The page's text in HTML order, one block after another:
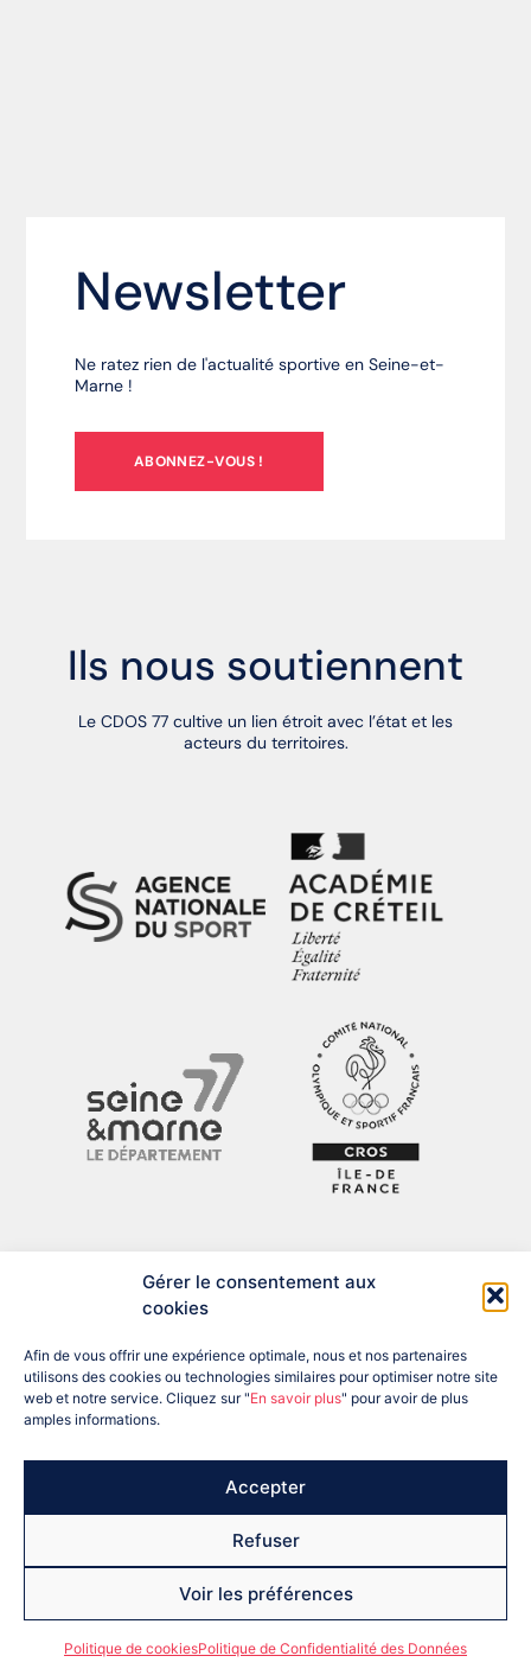
Gérer le consentement aux
cookies
Afin de vous offrir une expérience optimale, nous et nos partenaires
utilisons des cookies ou technologies similaires pour optimiser notre site
web et notre service. Cliquez sur "En savoir plus" pour avoir de plus
amples informations.
Accepter
Refuser
Voir les préférences
Politique de cookiesPolitique de Confidentialité des Données
Newsletter
Ne ratez rien de l'actualité sportive en Seine-et-
Marne !
ABONNEZ-VOUS !
Ils nous soutiennent
Le CDOS 77 cultive un lien étroit avec l’état et les
acteurs du territoires.
ADRESSE : 12 BIS RUE DU PRÉSIDENT DESPATYS, 77007 MELUN
TÉL : 01 60 56 04 57
EMAIL : SEINEETMARNE@FRANCEOLYMPIQUE.COM
copyright 2026 CDOS 77Mentions légales
Politique de cookies (UE)